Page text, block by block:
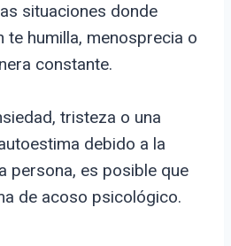
situaciones donde
te humilla, menosprecia o
constante.
tristeza o una
debido a la
persona, es posible que
de acoso psicológico.